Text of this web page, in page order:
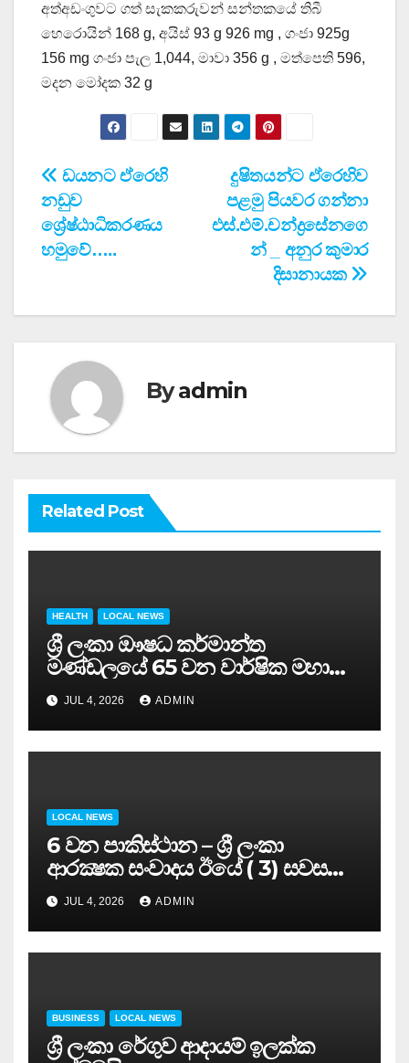
අත්අඩංගුවට ගත් සැකකරුවන් සන්තකයේ තිබී
හෙරොයින් 168 g, අයිස් 93 g 926 mg , ගංජා 925g
156 mg ගංජා පැල 1,044, මාවා 356 g , මත්පෙති 596,
මදන මෝදක 32 g
Post
navigation
දුෂිතයන්ට ඒරෙහිව
පළමු පියවර ගන්නා
එස්.එම්.චන්ද්‍රසේනගෙ
න් _ අනුර කුමාර
දිසානායක
ඩයනට ඒරෙහි
නඩුව
ශ්‍රේෂ්ඨාධිකරණය
හමුවේ…..
Byadmin
Related Post
HEALTH LOCAL NEWS
ශ්‍රී ලංකා ඖෂධ කර්මාන්ත
මණ්ඩලයේ 65 වන වාර්ෂික මහා
සමුළුව සෞඛ්‍ය නියෝජ්‍ය
අමාත්‍යවරයාගේ ප්‍රධානත්වයෙන්……
JUL 4, 2026 ADMIN
LOCAL NEWS
6 වන පාකිස්ථාන – ශ්‍රී ලංකා
ආරක්‍ෂක සංවාදය ඊයේ ( 3) සවස
සාර්ථකව අවසන් කරයි..
JUL 4, 2026 ADMIN
BUSINESS LOCAL NEWS
ශ්‍රී ලංකා රේගුව ආදායම් ඉලක්ක